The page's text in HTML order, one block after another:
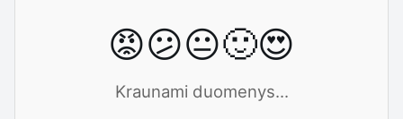
😡😕😐🙂😍
Kraunami duomenys...